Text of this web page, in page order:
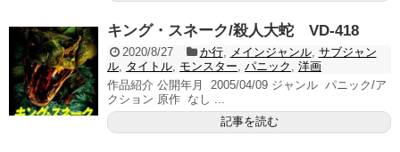
キング・スネーク/殺人大蛇 VD-418
2020/8/27 か行, メインジャンル, サブジャン
ル タイトル モンスター パニック
洋画
作品紹介 公開年月 2005/04/09 ジャンル パニック/ア
クション 原作 なし ...
記事を読む